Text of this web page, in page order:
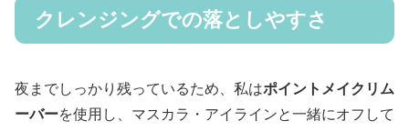
クレンジングでの落としやすさ
夜までしっかり残っているため、私はポイントメイクリム
ーバーを使用し、マスカラ・アイラインと一緒にオフして